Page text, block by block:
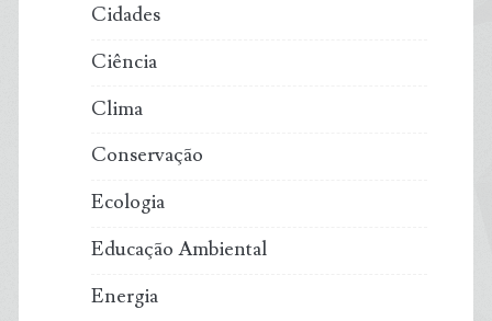
Cidades
Ciência
Clima
Conservação
Ecologia
Educação Ambiental
Energia